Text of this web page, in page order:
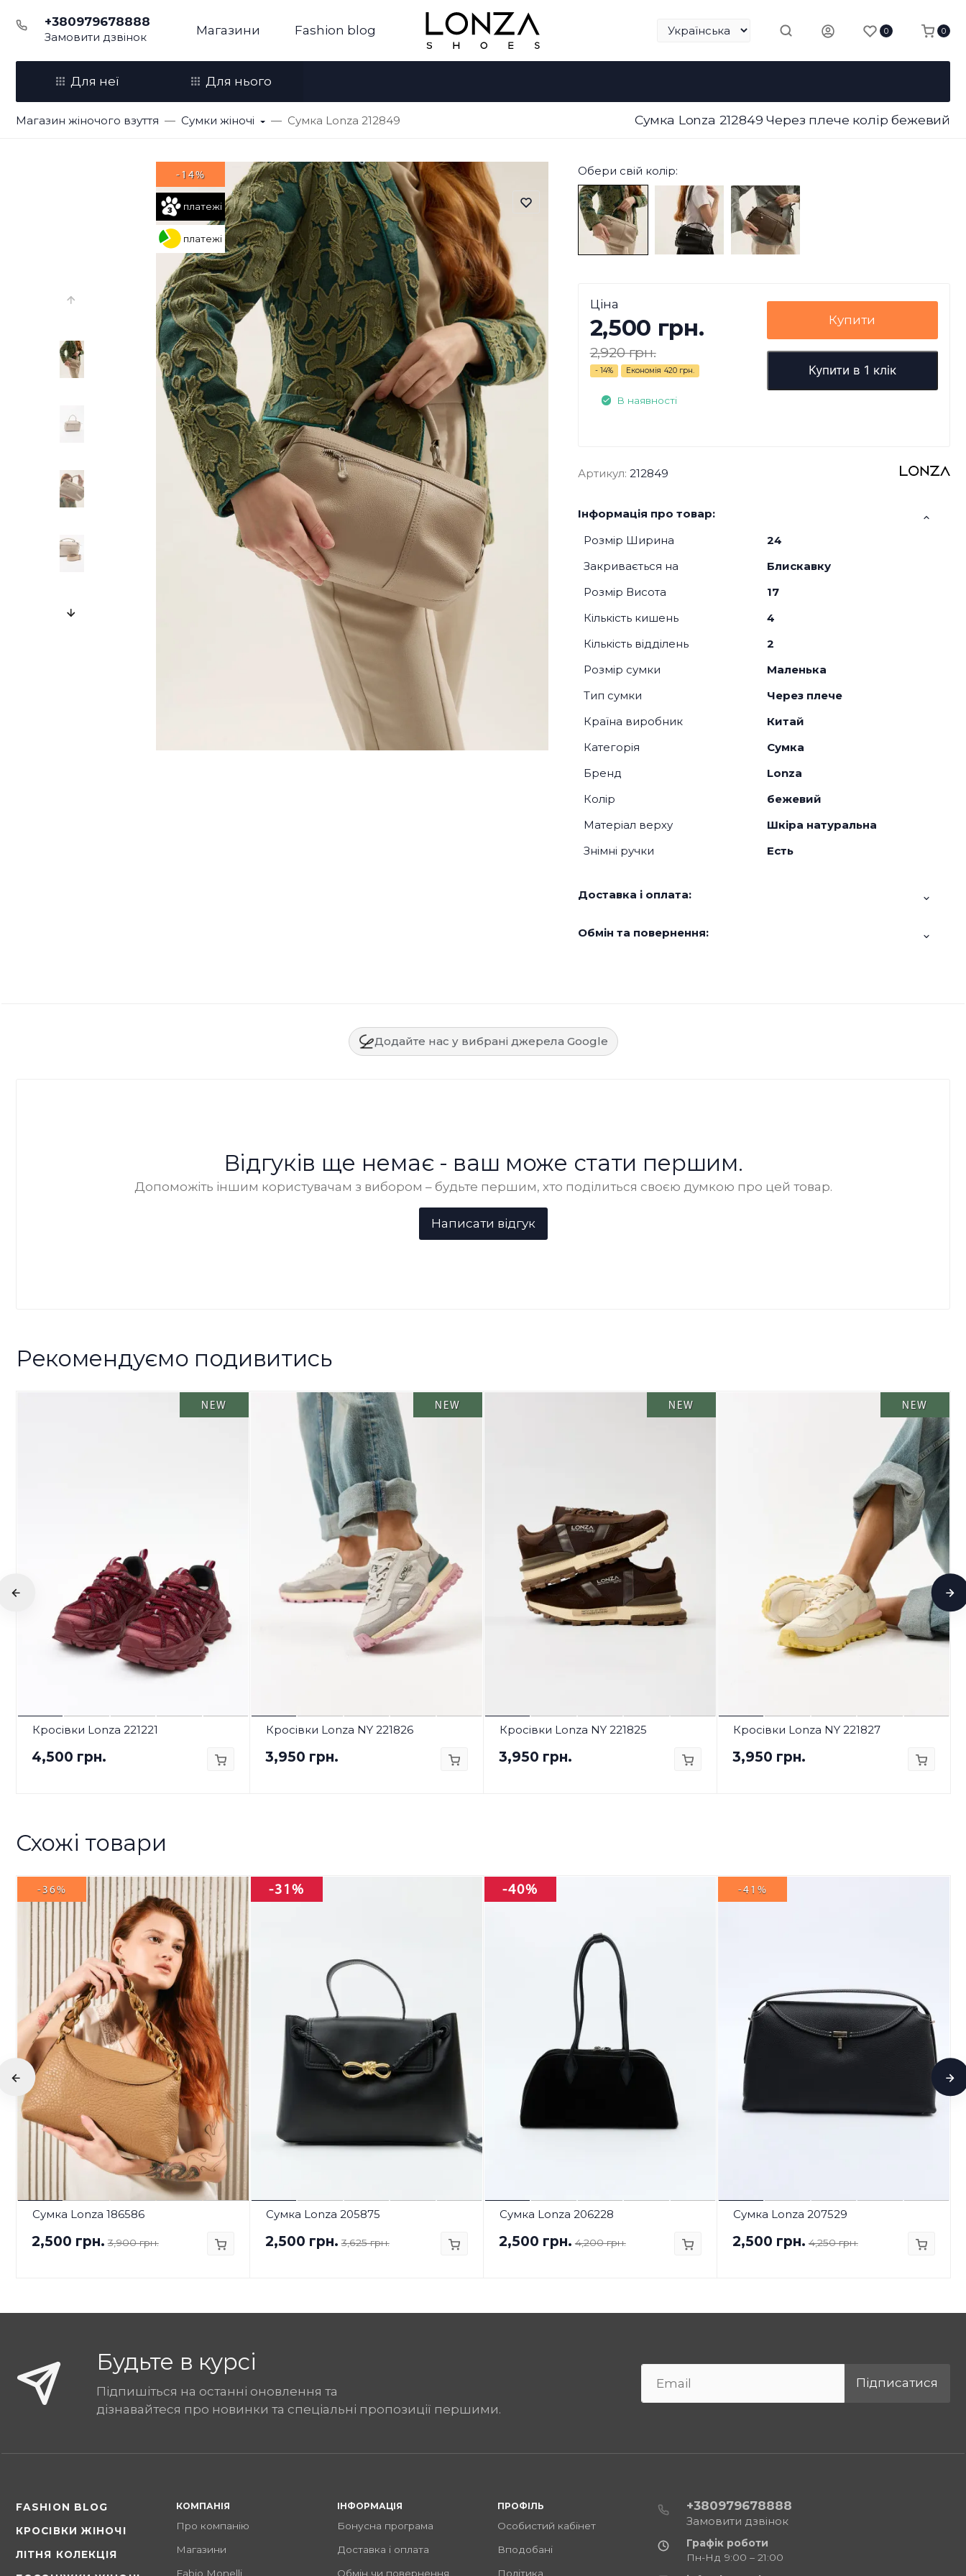
+380979678888
Замовити дзвінок Магазини Fashion blog 0 0
Для неї Для нього
Магазин жіночого взуття Сумки жіночі Сумка Lonza 212849 Сумка Lonza 212849 Через плече колір бежевий
платежі
платежі
-14% Обери свій колір:
Ціна
2,500 грн.
2,920 грн.
- 14% Економія 420 грн.
В наявності
Купити
Купити в 1 клік
Артикул: 212849
Інформація про товар:
Розмір Ширина
24
Закривається на
Блискавку
Розмір Висота
17
Кількість кишень
4
Кількість відділень
2
Розмір сумки
Маленька
Тип сумки
Через плече
Країна виробник
Китай
Категорія
Сумка
Бренд
Lonza
Колір
бежевий
Матеріал верху
Шкіра натуральна
Знімні ручки
Есть
Доставка і оплата:
Обмін та повернення:
Додайте нас у вибрані джерела Google
Відгуків ще немає - ваш може стати першим.
Допоможіть іншим користувачам з вибором – будьте першим, хто поділиться своєю думкою про цей товар.
Рекомендуємо подивитись
NEW
Кросівки Lonza 221221
4,500 грн.
NEW
Кросівки Lonza NY 221826
3,950 грн.
NEW
Кросівки Lonza NY 221825
3,950 грн.
NEW
Кросівки Lonza NY 221827
3,950 грн.
Схожі товари
-36%
Сумка Lonza 186586
2,500 грн. 3,900 грн.
-31%
Сумка Lonza 205875
2,500 грн. 3,625 грн.
-40%
Сумка Lonza 206228
2,500 грн. 4,200 грн.
-41%
Сумка Lonza 207529
2,500 грн. 4,250 грн.
Будьте в курсі
Підпишіться на останні оновлення та
дізнавайтеся про новинки та спеціальні пропозиції першими.
Підписатися
FASHION BLOG
КРОСІВКИ ЖІНОЧІ
ЛІТНЯ КОЛЕКЦІЯ
КОМПАНІЯ
Про компанію
Магазини
Fabio Monelli
ІНФОРМАЦІЯ
Бонусна програма
Доставка і оплата
Обмін чи повернення
ПРОФІЛЬ
Особистий кабінет
Вподобані
Політика
+380979678888
Замовити дзвінок
Графік роботи
Пн-Нд 9:00 – 21:00